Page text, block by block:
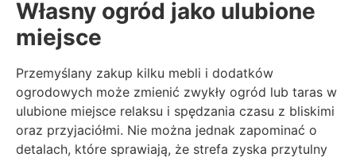
Własny ogród jako ulubione
miejsce
Przemyślany zakup kilku mebli i dodatków
ogrodowych może zmienić zwykły ogród lub taras w
ulubione miejsce relaksu i spędzania czasu z bliskimi
oraz przyjaciółmi. Nie można jednak zapominać o
detalach, które sprawiają, że strefa zyska przytulny